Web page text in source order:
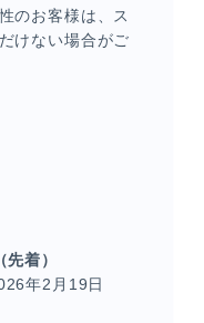
のお客様は、ス
けない場合がご
着）
年2月19日